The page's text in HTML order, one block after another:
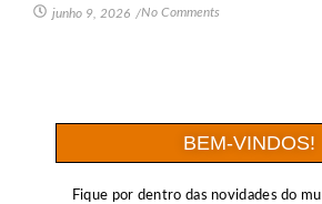
junho 9, 2026 /No Comments
BEM-VINDOS!
Fique por dentro das novidades do